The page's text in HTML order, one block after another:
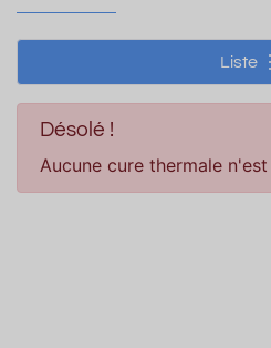
Liste
Désolé !
Aucune cure thermale